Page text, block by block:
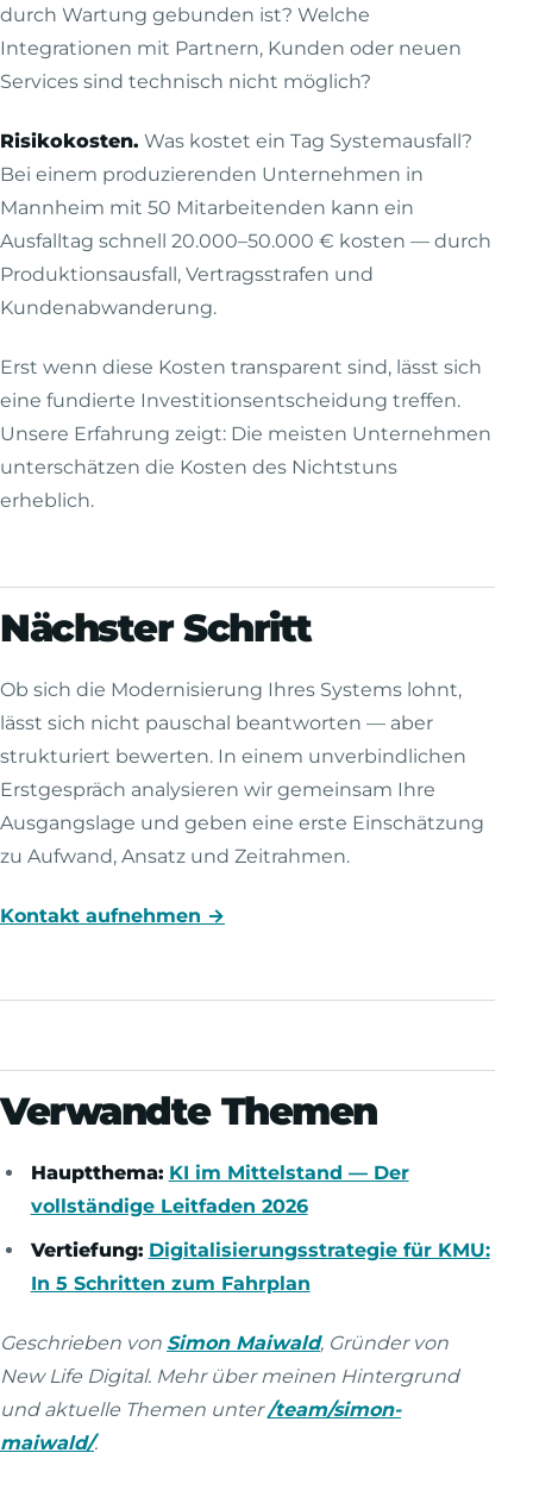
durch Wartung gebunden ist? Welche
Integrationen mit Partnern, Kunden oder neuen
Services sind technisch nicht möglich?
Risikokosten. Was kostet ein Tag Systemausfall?
Bei einem produzierenden Unternehmen in
Mannheim mit 50 Mitarbeitenden kann ein
Ausfalltag schnell 20.000–50.000 € kosten — durch
Produktionsausfall, Vertragsstrafen und
Kundenabwanderung.
Erst wenn diese Kosten transparent sind, lässt sich
eine fundierte Investitionsentscheidung treffen.
Unsere Erfahrung zeigt: Die meisten Unternehmen
unterschätzen die Kosten des Nichtstuns
erheblich.
Nächster Schritt
Ob sich die Modernisierung Ihres Systems lohnt,
lässt sich nicht pauschal beantworten — aber
strukturiert bewerten. In einem unverbindlichen
Erstgespräch analysieren wir gemeinsam Ihre
Ausgangslage und geben eine erste Einschätzung
zu Aufwand, Ansatz und Zeitrahmen.
Kontakt aufnehmen →
Verwandte Themen
Hauptthema: KI im Mittelstand — Der
vollständige Leitfaden 2026
Vertiefung: Digitalisierungsstrategie für KMU:
In 5 Schritten zum Fahrplan
Geschrieben von Simon Maiwald, Gründer von
New Life Digital. Mehr über meinen Hintergrund
und aktuelle Themen unter/team/simon-
maiwald/.